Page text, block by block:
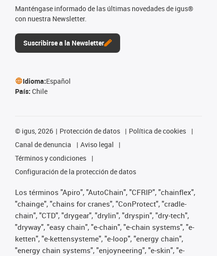
Manténgase informado de las últimas novedades de igus®
con nuestra Newsletter.
Suscribirse a la Newsletter
Idioma:Español
País: Chile
© igus, 2026 Protección de datos
Política de cookies
Canal de denuncia
Aviso legal
Términos y condiciones
Configuración de la protección de datos
Los términos "Apiro", "AutoChain", "CFRIP", "chainflex",
"chainge", "chains for cranes", "ConProtect", "cradle-
chain", "CTD", "drygear", "drylin", "dryspin", "dry-tech",
"dryway", "easy chain", "e-chain", "e-chain systems", "e-
ketten", "e-kettensysteme", "e-loop", "energy chain",
"energy chain systems", "enjoyneering", "e-skin", "e-